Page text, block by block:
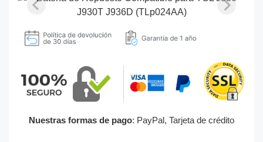
Nuestras formas de pago: PayPal, Tarjeta de crédito